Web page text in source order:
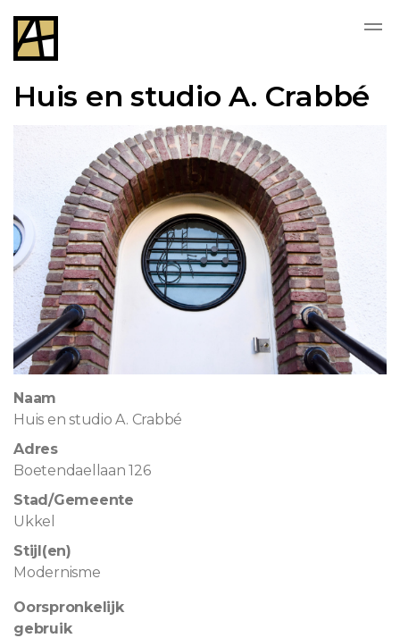
Huis en studio A. Crabbé
Naam
Huis en studio A. Crabbé
Adres
Boetendaellaan 126
Stad/Gemeente
Ukkel
Stijl(en)
Modernisme
Oorspronkelijk
gebruik